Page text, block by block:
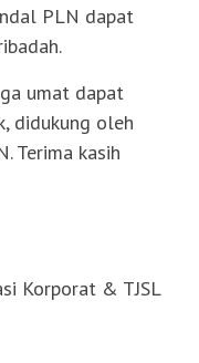
PLN dapat
umat dapat
didukung oleh
Terima kasih
Korporat & TJSL